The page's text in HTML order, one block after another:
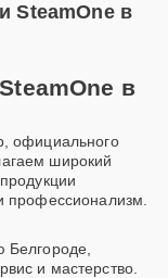
SteamOne в
в
официального
широкий
профессионализм.
Белгороде,
и мастерство.